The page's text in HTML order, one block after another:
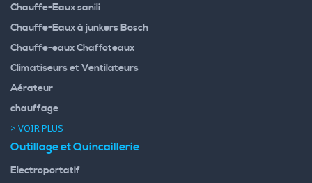
Chauffe-Eaux sanili
Chauffe-Eaux à junkers Bosch
Chauffe-eaux Chaffoteaux
Climatiseurs et Ventilateurs
Aérateur
chauffage
> VOIR PLUS
Outillage et Quincaillerie
Electroportatif